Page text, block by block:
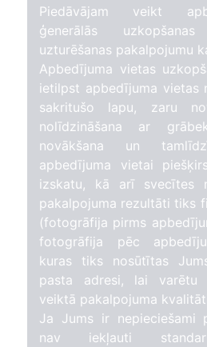
Piedāvājam veikt
ģenerālās
uzturēšanas pakalpojumu
Apbedījuma vietas
ietilpst apbedījuma vietas
sakritušo lapu, zaru
nolīdzināšana ar
novākšana un
apbedījuma vietai
izskatu, kā arī svecītes
pakalpojuma rezultāti tiks
(fotogrāfija pirms
fotogrāfija pēc
kuras tiks nosūtītas
pasta adresi, lai varētu
veiktā pakalpojuma
Ja Jums ir nepieciešami
nav iekļauti